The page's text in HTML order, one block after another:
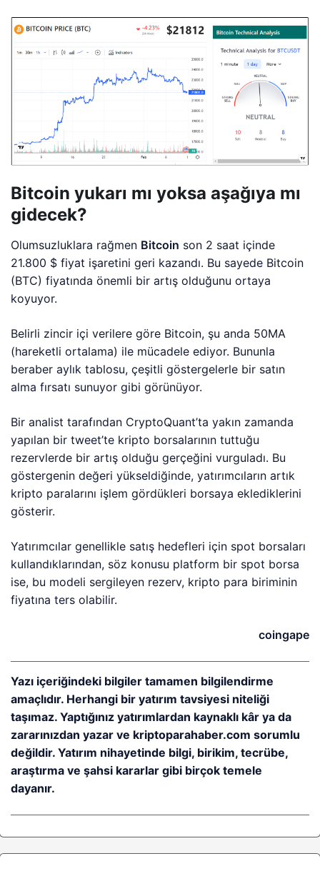
Bitcoin yukarı mı yoksa aşağıya mı
gidecek?
Olumsuzluklara rağmen Bitcoin son 2 saat içinde
21.800 $ fiyat işaretini geri kazandı. Bu sayede Bitcoin
(BTC) fiyatında önemli bir artış olduğunu ortaya
koyuyor.
Belirli zincir içi verilere göre Bitcoin, şu anda 50MA
(hareketli ortalama) ile mücadele ediyor. Bununla
beraber aylık tablosu, çeşitli göstergelerle bir satın
alma fırsatı sunuyor gibi görünüyor.
Bir analist tarafından CryptoQuant’ta yakın zamanda
yapılan bir tweet’te kripto borsalarının tuttuğu
rezervlerde bir artış olduğu gerçeğini vurguladı. Bu
göstergenin değeri yükseldiğinde, yatırımcıların artık
kripto paralarını işlem gördükleri borsaya eklediklerini
gösterir.
Yatırımcılar genellikle satış hedefleri için spot borsaları
kullandıklarından, söz konusu platform bir spot borsa
ise, bu modeli sergileyen rezerv, kripto para biriminin
fiyatına ters olabilir.
coingape
Yazı içeriğindeki bilgiler tamamen bilgilendirme
amaçlıdır. Herhangi bir yatırım tavsiyesi niteliği
taşımaz. Yaptığınız yatırımlardan kaynaklı kâr ya da
zararınızdan yazar ve kriptoparahaber.com sorumlu
değildir. Yatırım nihayetinde bilgi, birikim, tecrübe,
araştırma ve şahsi kararlar gibi birçok temele
dayanır.